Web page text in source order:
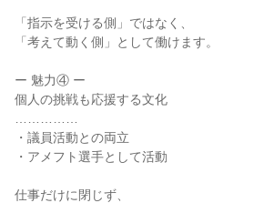
「指示を受ける側」ではなく、
「考えて動く側」として働けます。
ー 魅力④ ー
個人の挑戦も応援する文化
・議員活動との両立
・アメフト選手として活動
仕事だけに閉じず、